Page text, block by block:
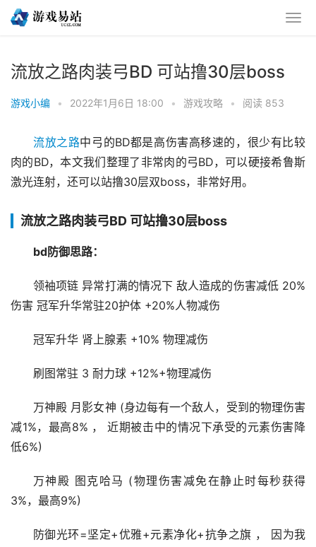
流放之路肉装弓BD 可站撸30层boss
游戏小编 • 2022年1月6日 18:00 • 游戏攻略 • 阅读 853
流放之路中弓的BD都是高伤害高移速的，很少有比较
肉的BD，本文我们整理了非常肉的弓BD，可以硬接希鲁斯
激光连射，还可以站撸30层双boss，非常好用。
流放之路肉装弓BD 可站撸30层boss
bd防御思路：
领袖项链 异常打满的情况下 敌人造成的伤害减低 20%
伤害 冠军升华常驻20护体 +20%人物减伤
冠军升华 肾上腺素 +10% 物理减伤
刷图常驻 3 耐力球 +12%+物理减伤
万神殿 月影女神 (身边每有一个敌人，受到的物理伤害
减1%，最高8% ， 近期被击中的情况下承受的元素伤害降
低6%)
万神殿 图克哈马 (物理伤害减免在静止时每秒获得
3%，最高9%)
防御光环=坚定+优雅+元素净化+抗争之旗 ， 因为我